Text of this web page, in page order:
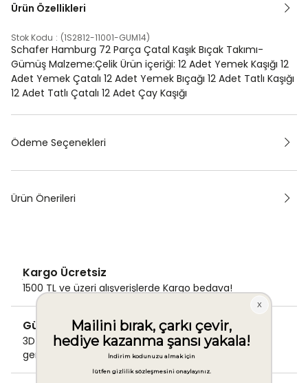
Ürün Özellikleri
Stok Kodu (1S2812-11001-GUM14)
Schafer Hamburg 72 Parça Çatal Kaşık Bıçak Takımı-
Gümüş Malzeme:Çelik Ürün içeriği: 12 Adet Yemek Kaşığı 12
Adet Yemek Çatalı 12 Adet Yemek Bıçağı 12 Adet Tatlı Kaşığı
12 Adet Tatlı Çatalı 12 Adet Çay Kaşığı
Ödeme Seçenekleri
Ürün Önerileri
Kargo Ücretsiz
1500 TL ve üzeri alışverişlerde Kargo bedava!
Güvenli Ödeme
3D Secure ile güvenli ödemenizi
gerçekleştirin.